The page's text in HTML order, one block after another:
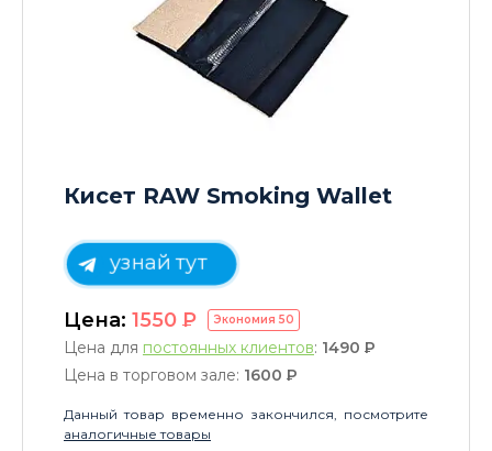
Кисет RAW Smoking Wallet
узнай тут
Цена: 1550 P Экономия 50
Цена для постоянных клиентов: 1490 P
Цена в торговом зале: 1600 P
Данный товар временно закончился, посмотрите
аналогичные товары